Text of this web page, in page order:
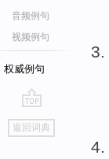
音频例句
视频例句
权威例句
go
top
返回词典